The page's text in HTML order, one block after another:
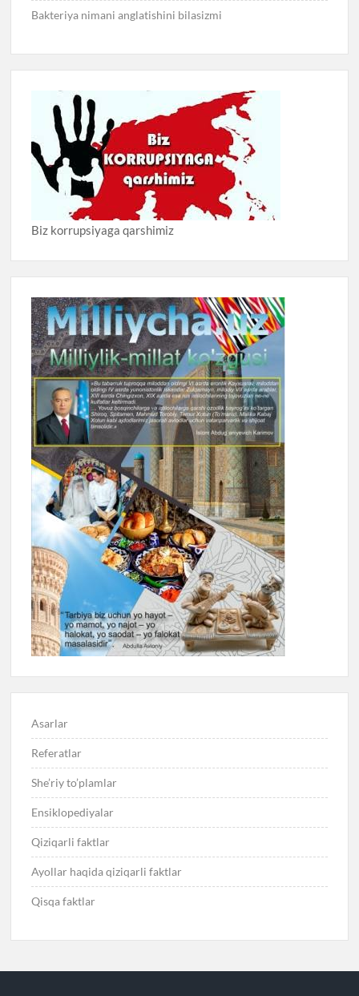
Bakteriya nimani anglatishini bilasizmi
Biz korrupsiyaga qarshimiz
Asarlar
Referatlar
She’riy to’plamlar
Ensiklopediyalar
Qiziqarli faktlar
Ayollar haqida qiziqarli faktlar
Qisqa faktlar